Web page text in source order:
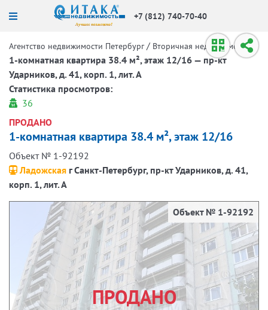
+7 (812) 740-70-40
Агентство недвижимости Петербург / Вторичная недвижимость /
1-комнатная квартира 38.4 м², этаж 12/16 — пр-кт
Ударников, д. 41, корп. 1, лит. А
Статистика просмотров:
36
ПРОДАНО
1-комнатная квартира 38.4 м², этаж 12/16
Объект № 1-92192
Ладожская г Санкт-Петербург, пр-кт Ударников, д. 41,
корп. 1, лит. А
ПРОДАНО
Объект № 1-92192